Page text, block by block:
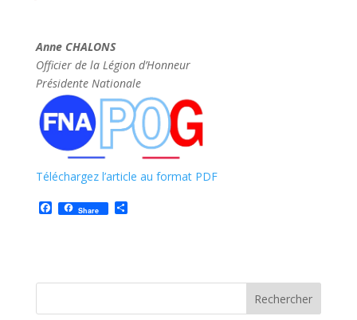
Anne CHALONS
Officier de la Légion d’Honneur
Présidente Nationale
Téléchargez l’article au format PDF
F
a
o
Share P
e